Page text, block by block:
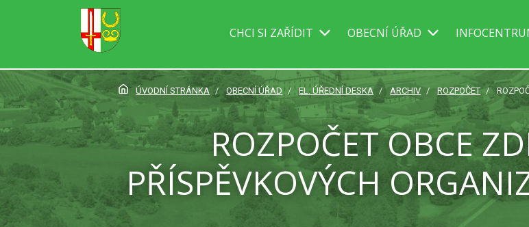
CHCI SI ZAŘÍDIT OBECNÍ ÚŘAD
ÚVODNÍ STRÁNKA OBECNÍ ÚŘAD EL. ÚŘEDNÍ DESKA ARCHIV ROZPOČET
ROZPOČET OBCE
PŘÍSPĚVKOVÝCH